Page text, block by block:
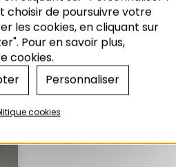
choisir de poursuivre votre
les cookies, en cliquant sur
Pour en savoir plus,
cookies.
Personnaliser
cookies